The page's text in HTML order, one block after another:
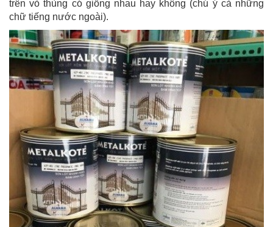
trên vỏ thùng có giống nhau hay không (chú ý cả những
chữ tiếng nước ngoài).